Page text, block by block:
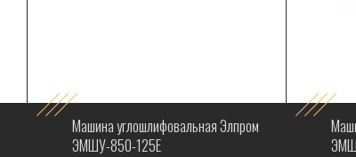
Машина углошлифовальная Элпром
ЭМШУ-850-125Е